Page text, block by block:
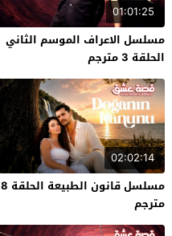
01:01:25
مسلسل الاعراف الموسم الثاني
الحلقة 3 مترجم
02:02:14
مسلسل قانون الطبيعة الحلقة 8
مترجم